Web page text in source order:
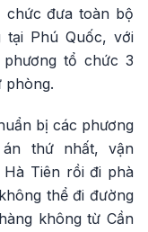
chức đưa toàn bộ
tại Phú Quốc, với
tổ chức 3
phòng.
bị các phương
thứ nhất, vận
Hà Tiên rồi đi phà
thể đi đường
không từ Cần